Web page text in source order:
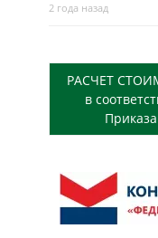
2 года назад
РАСЧЕТ
в